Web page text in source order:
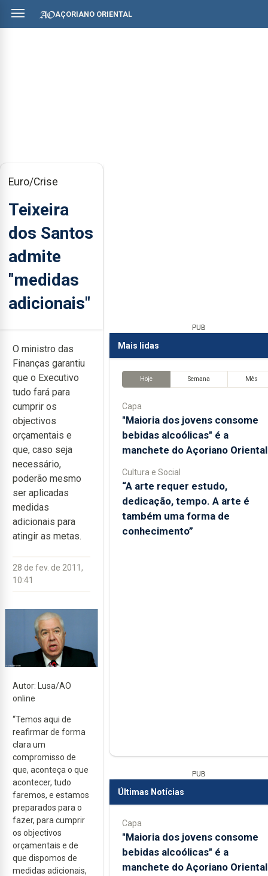
AÇORIANO ORIENTAL
Euro/Crise
Teixeira
dos Santos
admite
"medidas
adicionais"
O ministro das
Finanças garantiu
que o Executivo
tudo fará para
cumprir os
objectivos
orçamentais e
que, caso seja
necessário,
poderão mesmo
ser aplicadas
medidas
adicionais para
atingir as metas.
28 de fev. de 2011,
10:41
Autor: Lusa/AO
online
“Temos aqui de
reafirmar de forma
clara um
compromisso de
que, aconteça o que
acontecer, tudo
faremos, e estamos
preparados para o
fazer, para cumprir
os objectivos
orçamentais e de
que dispomos de
medidas adicionais,
PUB
Mais lidas
Hoje Semana Mês
Capa
"Maioria dos jovens consome
bebidas alcoólicas" é a
manchete do Açoriano Oriental
Cultura e Social
“A arte requer estudo,
dedicação, tempo. A arte é
também uma forma de
conhecimento”
PUB
Últimas Notícias
Capa
"Maioria dos jovens consome
bebidas alcoólicas" é a
manchete do Açoriano Oriental